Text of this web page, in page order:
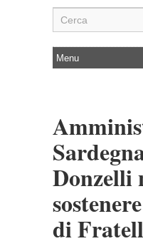
Donzelli
di